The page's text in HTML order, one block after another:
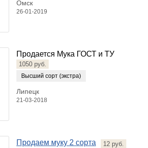
Омск
26-01-2019
Продается Мука ГОСТ и ТУ
1050 руб.
Высший сорт (экстра)
Липецк
21-03-2018
Продаем муку 2 сорта 12 руб.